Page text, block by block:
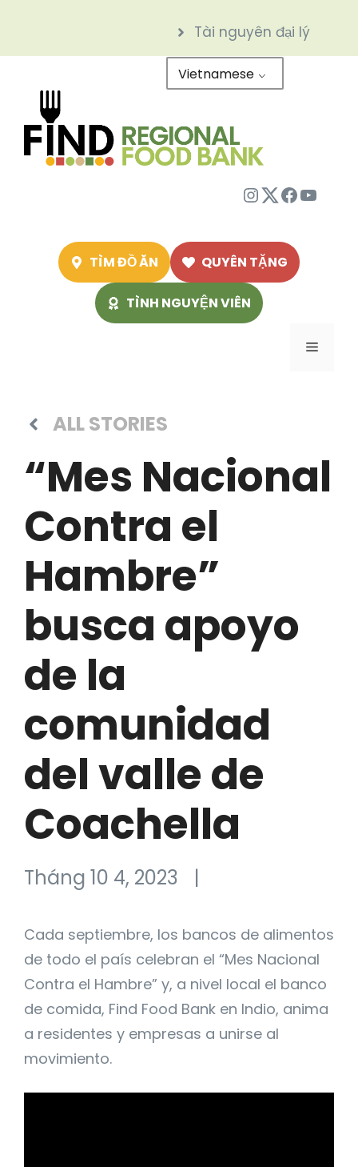
nội
Tài nguyên đại lý
Vietnamese
Instagram
Twitter
TÌM ĐỒ ĂN QUYÊN TẶNG
TÌNH NGUYỆN VIÊN
Menu
ALL STORIES
“Mes Nacional
Contra el
Hambre”
busca apoyo
de la
comunidad
del valle de
Coachella
Tháng 10 4, 2023 |
Cada septiembre, los bancos de alimentos
de todo el país celebran el “Mes Nacional
Contra el Hambre” y, a nivel local el banco
de comida, Find Food Bank en Indio, anima
a residentes y empresas a unirse al
movimiento.